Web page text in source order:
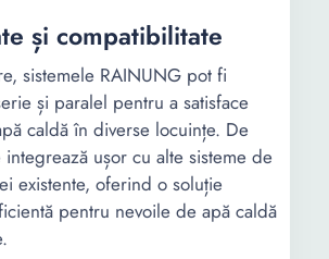
grosime
grosime
Poliuretan Poliuretan
100 l 150 l
și compatibilitate
sistemele RAINUNG pot fi
și paralel pentru a satisface
caldă în diverse locuințe. De
integrează ușor cu alte sisteme de
existente, oferind o soluție
pentru nevoile de apă caldă